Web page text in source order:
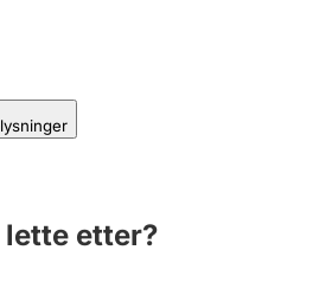
lette etter?